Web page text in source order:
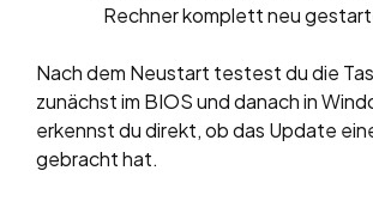
Rechner komplett neu
Nach dem Neustart testest du die
zunächst im BIOS und danach in
erkennst du direkt, ob das Update
gebracht hat.